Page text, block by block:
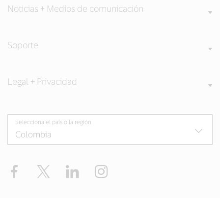
Noticias + Medios de comunicación
Soporte
Legal + Privacidad
Selecciona el país o la región
Facebook Twitter LinkedIn